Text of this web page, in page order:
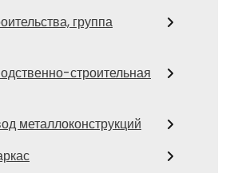
группа
строительная
металлоконструкций